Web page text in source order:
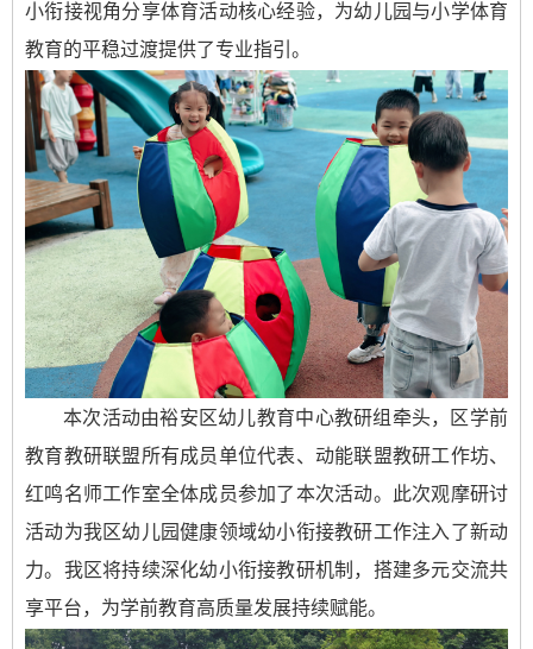
小衔接视角分享体育活动核心经验，为幼儿园与小学体育
教育的平稳过渡提供了专业指引。
本次活动由裕安区幼儿教育中心教研组牵头，区学前
教育教研联盟所有成员单位代表、动能联盟教研工作坊、
红鸣名师工作室全体成员参加了本次活动。此次观摩研讨
活动为我区幼儿园健康领域幼小衔接教研工作注入了新动
力。我区将持续深化幼小衔接教研机制，搭建多元交流共
享平台，为学前教育高质量发展持续赋能。